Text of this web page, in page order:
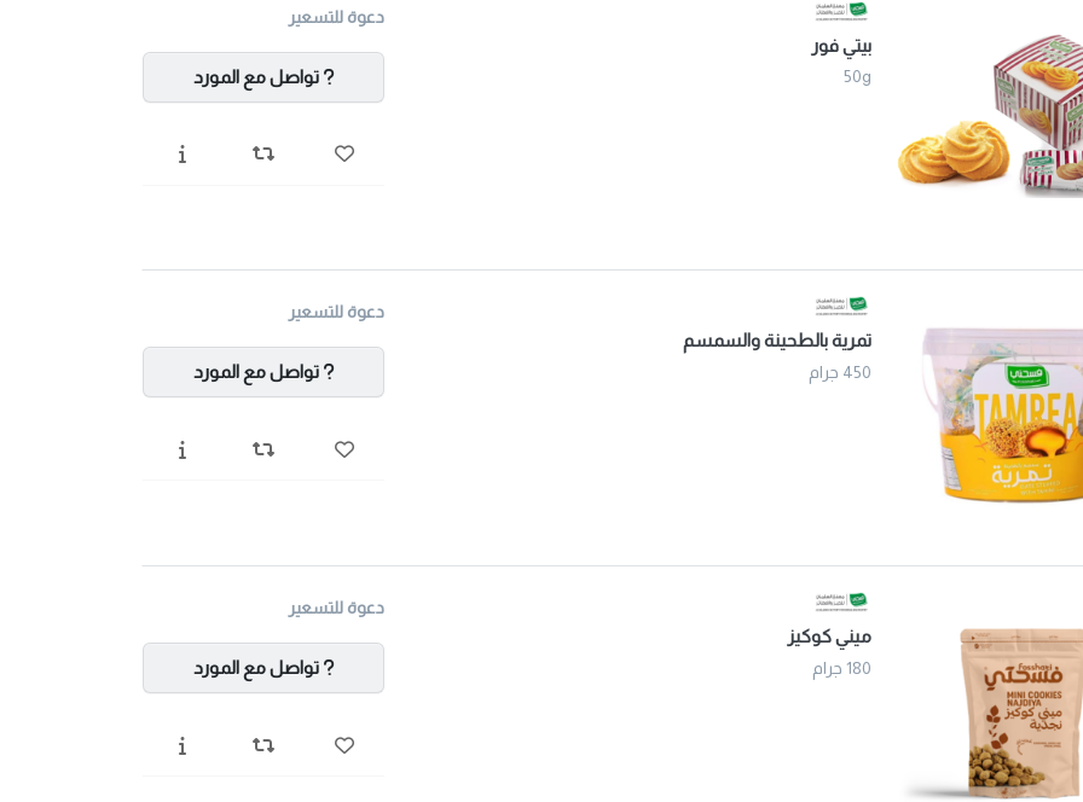
بيتي فور
50g
دعوة للتسعير
تواصل مع المورد
تمرية بالطحينة والسمسم
450 جرام
دعوة للتسعير
تواصل مع المورد
ميني كوكيز
180 جرام
دعوة للتسعير
تواصل مع المورد